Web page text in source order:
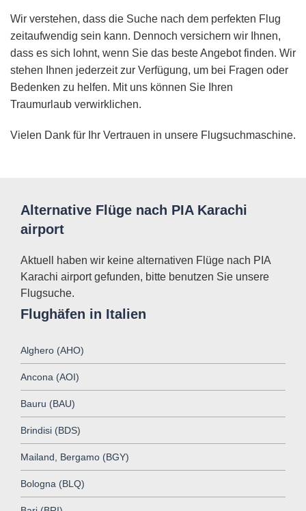
Wir verstehen, dass die Suche nach dem perfekten Flug
zeitaufwendig sein kann. Dennoch versichern wir Ihnen,
dass es sich lohnt, wenn Sie das beste Angebot finden. Wir
stehen Ihnen jederzeit zur Verfügung, um bei Fragen oder
Bedenken zu helfen. Mit uns können Sie Ihren
Traumurlaub verwirklichen.
Vielen Dank für Ihr Vertrauen in unsere Flugsuchmaschine.
Alternative Flüge nach PIA Karachi
airport
Aktuell haben wir keine alternativen Flüge nach PIA
Karachi airport gefunden, bitte benutzen Sie unsere
Flugsuche.
Flughäfen in Italien
Alghero (AHO)
Ancona (AOI)
Bauru (BAU)
Brindisi (BDS)
Mailand, Bergamo (BGY)
Bologna (BLQ)